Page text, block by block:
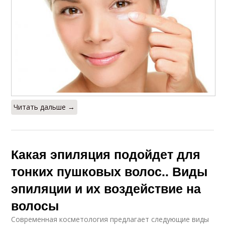
Читать дальше →
Какая эпиляция подойдет для
тонких пушковых волос.. Виды
эпиляции и их воздействие на
волосы
Современная косметология предлагает следующие виды